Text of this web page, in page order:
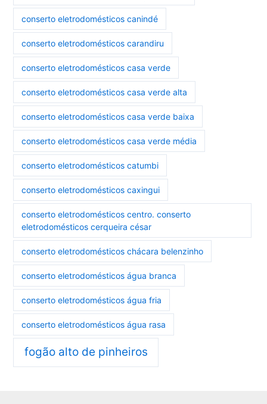
conserto eletrodomésticos canindé
conserto eletrodomésticos carandiru
conserto eletrodomésticos casa verde
conserto eletrodomésticos casa verde alta
conserto eletrodomésticos casa verde baixa
conserto eletrodomésticos casa verde média
conserto eletrodomésticos catumbi
conserto eletrodomésticos caxingui
conserto eletrodomésticos centro. conserto
eletrodomésticos cerqueira césar
conserto eletrodomésticos chácara belenzinho
conserto eletrodomésticos água branca
conserto eletrodomésticos água fria
conserto eletrodomésticos água rasa
fogão alto de pinheiros